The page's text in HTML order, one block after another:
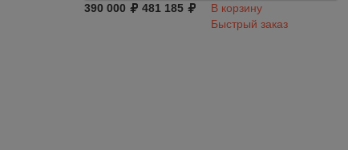
390 000
481 185
В корзину
Быстрый заказ